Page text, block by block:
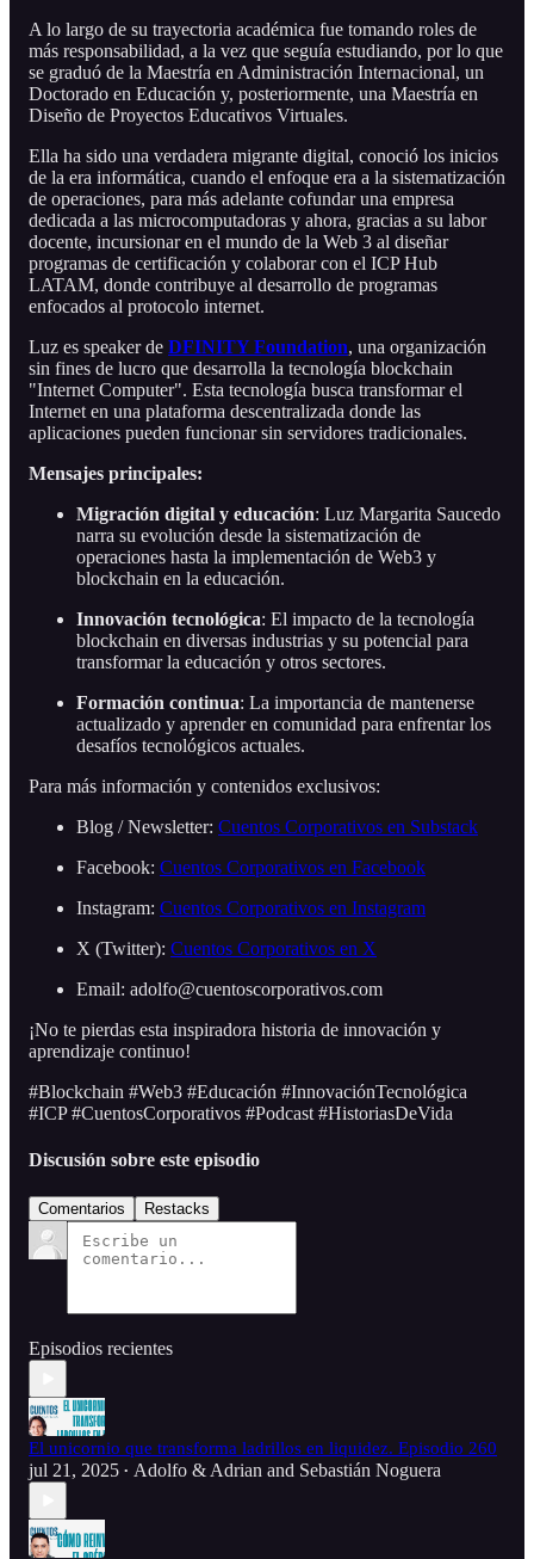
A lo largo de su trayectoria académica fue tomando roles de
más responsabilidad, a la vez que seguía estudiando, por lo que
se graduó de la Maestría en Administración Internacional, un
Doctorado en Educación y, posteriormente, una Maestría en
Diseño de Proyectos Educativos Virtuales.
Ella ha sido una verdadera migrante digital, conoció los inicios
de la era informática, cuando el enfoque era a la sistematización
de operaciones, para más adelante cofundar una empresa
dedicada a las microcomputadoras y ahora, gracias a su labor
docente, incursionar en el mundo de la Web 3 al diseñar
programas de certificación y colaborar con el ICP Hub
LATAM, donde contribuye al desarrollo de programas
enfocados al protocolo internet.
Luz es speaker de DFINITY Foundation, una organización
sin fines de lucro que desarrolla la tecnología blockchain
"Internet Computer". Esta tecnología busca transformar el
Internet en una plataforma descentralizada donde las
aplicaciones pueden funcionar sin servidores tradicionales.
Mensajes principales:
Migración digital y educación: Luz Margarita Saucedo
narra su evolución desde la sistematización de
operaciones hasta la implementación de Web3 y
blockchain en la educación.
Innovación tecnológica: El impacto de la tecnología
blockchain en diversas industrias y su potencial para
transformar la educación y otros sectores.
Formación continua: La importancia de mantenerse
actualizado y aprender en comunidad para enfrentar los
desafíos tecnológicos actuales.
Para más información y contenidos exclusivos:
Blog / Newsletter: Cuentos Corporativos en Substack
Facebook: Cuentos Corporativos en Facebook
Instagram: Cuentos Corporativos en Instagram
X (Twitter): Cuentos Corporativos en X
Email: adolfo@cuentoscorporativos.com
¡No te pierdas esta inspiradora historia de innovación y
aprendizaje continuo!
#Blockchain #Web3 #Educación #InnovaciónTecnológica
#ICP #CuentosCorporativos #Podcast #HistoriasDeVida
Discusión sobre este episodio
Comentarios Restacks
Episodios recientes
El unicornio que transforma ladrillos en liquidez. Episodio 260
jul 21, 2025 • Adolfo & Adrian and Sebastián Noguera